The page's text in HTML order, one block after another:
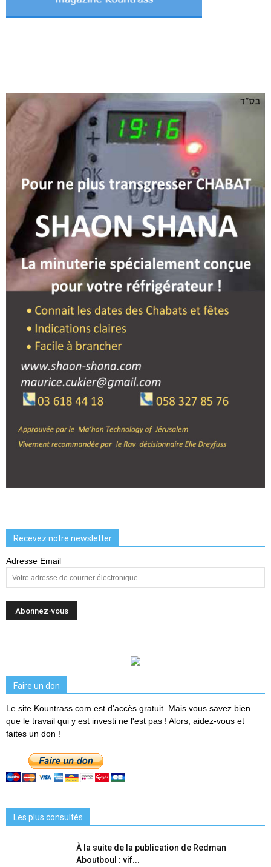
Recevez notre newsletter
Adresse Email
Faire un don
Le site Kountrass.com est d'accès gratuit. Mais vous savez bien
que le travail qui y est investi ne l'est pas ! Alors, aidez-vous et
faites un don !
Les plus consultés
À la suite de la publication de Redman
Aboutboul : vif...